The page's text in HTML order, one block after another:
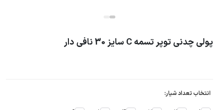
پولی چدنی توپر تسمه C سایز 30 نافی دار
انتخاب تعداد شیار: